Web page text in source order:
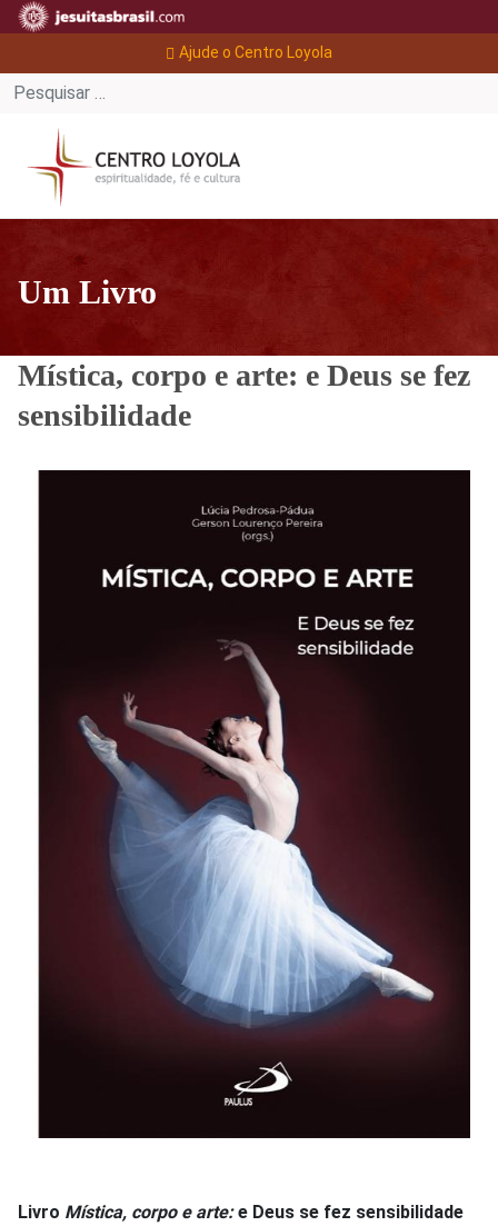
Ajude o Centro Loyola
Um Livro
Mística, corpo e arte: e Deus se fez
sensibilidade
Livro Mística, corpo e arte:e Deus se fez sensibilidade